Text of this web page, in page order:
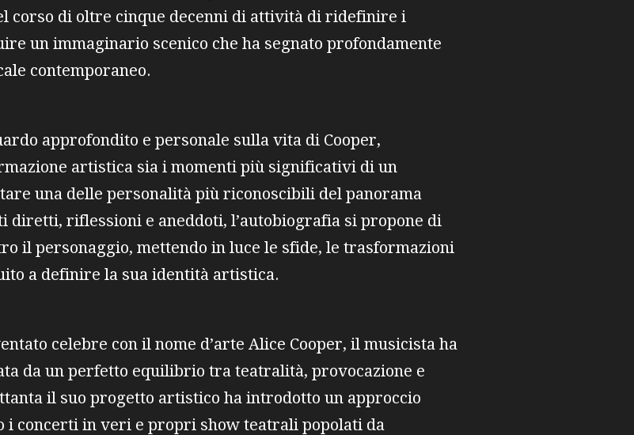
corso di oltre cinque decenni di attività di ridefinire i
un immaginario scenico che ha segnato profondamente
contemporaneo.
approfondito e personale sulla vita di Cooper,
artistica sia i momenti più significativi di un
una delle personalità più riconoscibili del panorama
riflessioni e aneddoti, l’autobiografia si propone di
il personaggio, mettendo in luce le sfide, le trasformazioni
a definire la sua identità artistica.
celebre con il nome d’arte Alice Cooper, il musicista ha
da un perfetto equilibrio tra teatralità, provocazione e
il suo progetto artistico ha introdotto un approccio
i concerti in veri e propri show teatrali popolati da